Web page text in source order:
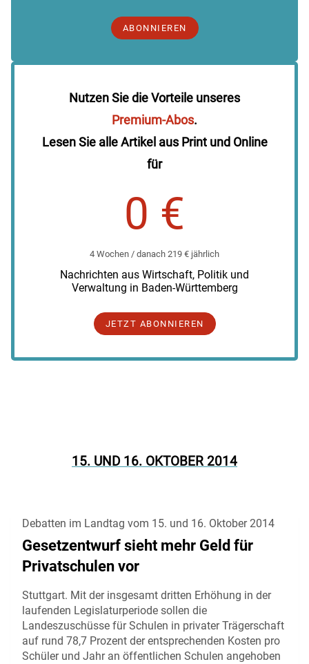
ABONNIEREN
Nutzen Sie die Vorteile unseres
Premium-Abos.
Lesen Sie alle Artikel aus Print und Online
für
0 €
4 Wochen / danach 219 € jährlich
Nachrichten aus Wirtschaft, Politik und
Verwaltung in Baden-Württemberg
JETZT ABONNIEREN
15. UND 16. OKTOBER 2014
Debatten im Landtag vom 15. und 16. Oktober 2014
Gesetzentwurf sieht mehr Geld für
Privatschulen vor
Stuttgart. Mit der insgesamt dritten Erhöhung in der
laufenden Legislaturperiode sollen die
Landeszuschüsse für Schulen in privater Trägerschaft
auf rund 78,7 Prozent der entsprechenden Kosten pro
Schüler und Jahr an öffentlichen Schulen angehoben